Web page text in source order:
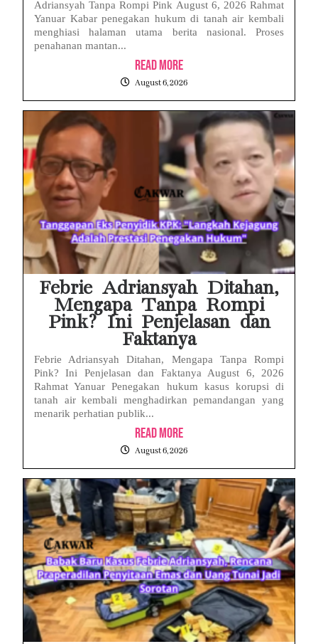
Adriansyah Tanpa Rompi Pink August 6, 2026 Rahmat
Yanuar Kabar penegakan hukum di tanah air kembali
menghiasi halaman utama berita nasional. Proses
penahanan mantan...
Read More
August 6, 2026
Febrie Adriansyah Ditahan,
Mengapa Tanpa Rompi
Pink? Ini Penjelasan dan
Faktanya
Febrie Adriansyah Ditahan, Mengapa Tanpa Rompi
Pink? Ini Penjelasan dan Faktanya August 6, 2026
Rahmat Yanuar Penegakan hukum kasus korupsi di
tanah air kembali menghadirkan pemandangan yang
menarik perhatian publik...
Read More
August 6, 2026